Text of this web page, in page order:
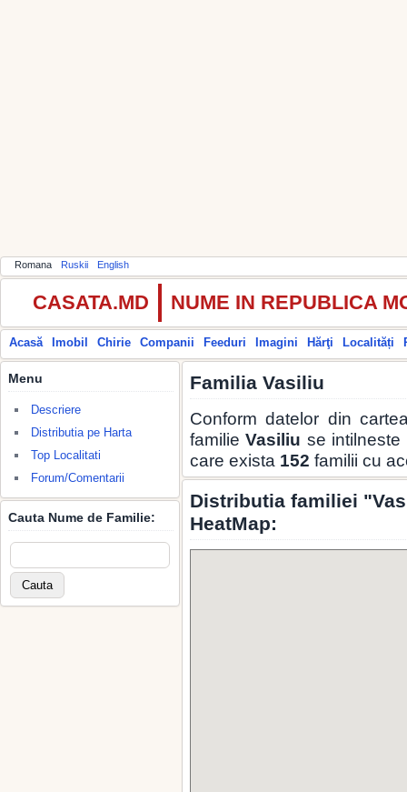
Romana Ruskii English
CASATA.MD NUME IN REPUBLICA
Acasă Imobil Chirie Companii Feeduri Imagini Hărţi Localități
Menu
Descriere
Distributia pe Harta
Top Localitati
Forum/Comentarii
Cauta Nume de Familie:
Familia Vasiliu
Conform datelor din
familieVasiliu se
care exista 152 familii cu
Distributia familiei
HeatMap: